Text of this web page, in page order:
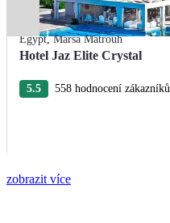
Egypt,Marsa Matrouh
Hotel Jaz Elite Crystal
5.5 558 hodnocení zákazníků
zobrazit více